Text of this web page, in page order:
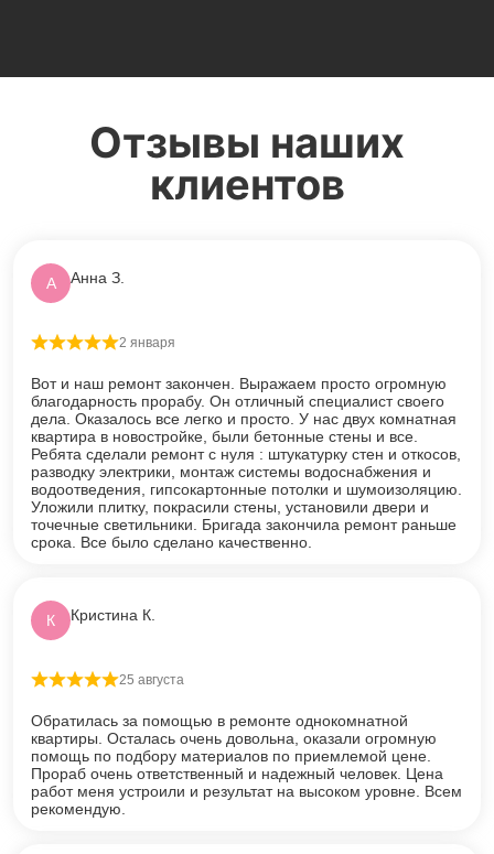
Отзывы наших
клиентов
А Анна З.
Оценка5из 5
2 января
Вот и наш ремонт закончен. Выражаем просто огромную
благодарность прорабу. Он отличный специалист своего
дела. Оказалось все легко и просто. У нас двух комнатная
квартира в новостройке, были бетонные стены и все.
Ребята сделали ремонт с нуля : штукатурку стен и откосов,
разводку электрики, монтаж системы водоснабжения и
водоотведения, гипсокартонные потолки и шумоизоляцию.
Уложили плитку, покрасили стены, установили двери и
точечные светильники. Бригада закончила ремонт раньше
срока. Все было сделано качественно.
К Кристина К.
Оценка5из 5
25 августа
Обратилась за помощью в ремонте однокомнатной
квартиры. Осталась очень довольна, оказали огромную
помощь по подбору материалов по приемлемой цене.
Прораб очень ответственный и надежный человек. Цена
работ меня устроили и результат на высоком уровне. Всем
рекомендую.